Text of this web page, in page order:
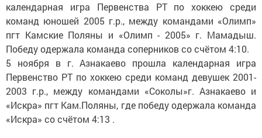
календарная игра Первенства РТ по хоккею среди
команд юношей 2005 г.р., между командами «Олимп»
пгт Камские Поляны и «Олимп - 2005» г. Мамадыш.
Победу одержала команда соперников со счётом 4:10.
5 ноября в г. Азнакаево прошла календарная игра
Первенство РТ по хоккею среди команд девушек 2001-
2003 г.р., между командами «Соколы»г. Азнакаево и
«Искра» пгт Кам.Поляны, где победу одержала команда
«Искра» со счётом 4:13 .